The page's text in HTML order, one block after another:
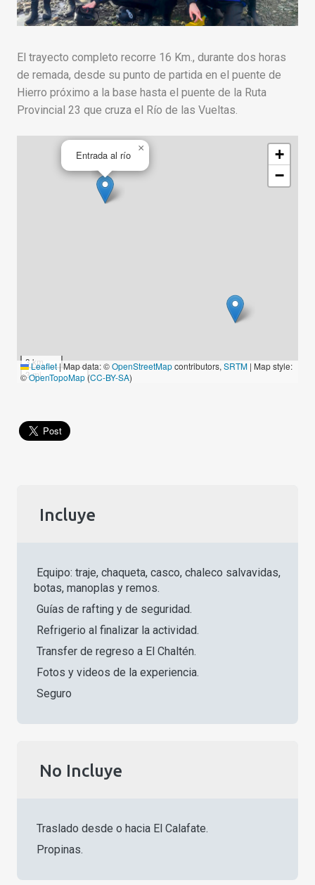
El trayecto completo recorre 16 Km., durante dos horas
de remada, desde su punto de partida en el puente de
Hierro próximo a la base hasta el puente de la Ruta
Provincial 23 que cruza el Río de las Vueltas.
Entrada al río
×
+
−
3 km
3 mi
Leaflet|Map data: ©OpenStreetMapcontributors, SRTM | Map style:
©OpenTopoMap(CC-BY-SA)
Incluye
Equipo: traje, chaqueta, casco, chaleco salvavidas,
botas, manoplas y remos.
Guías de rafting y de seguridad.
Refrigerio al finalizar la actividad.
Transfer de regreso a El Chaltén.
Fotos y videos de la experiencia.
Seguro
No Incluye
Traslado desde o hacia El Calafate.
Propinas.